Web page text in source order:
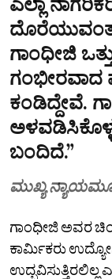
ಗಾಂಧೀಜಿ
ಗಂಭೀರವಾದ
ಕಂಡಿದ್ದೇವೆ.
ಬಂದಿದೆ.”
ಮುಖ್ಯ
ಗಾಂಧೀಜಿ ಅವರ
ಕಾರ್ಮಿಕರು
ಉದ್ಭವಿಸುತ್ತಿರಲಿಲ್ಲ